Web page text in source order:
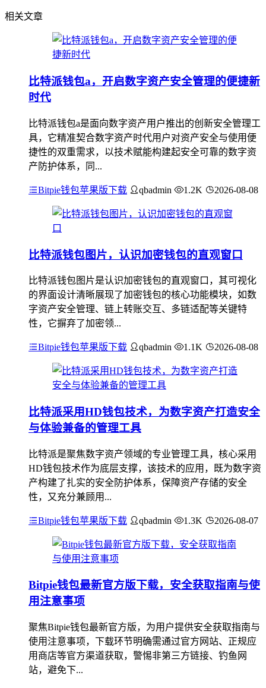
相关文章
比特派钱包a，开启数字资产安全管理的便捷新
时代
比特派钱包a是面向数字资产用户推出的创新安全管理工
具，它精准契合数字资产时代用户对资产安全与使用便
捷性的双重需求，以技术赋能构建起安全可靠的数字资
产防护体系，同...
Bitpie钱包苹果版下载 qbadmin 1.2K 2026-08-08
比特派钱包图片，认识加密钱包的直观窗口
比特派钱包图片是认识加密钱包的直观窗口，其可视化
的界面设计清晰展现了加密钱包的核心功能模块，如数
字资产安全管理、链上转账交互、多链适配等关键特
性，它摒弃了加密领...
Bitpie钱包苹果版下载 qbadmin 1.1K 2026-08-08
比特派采用HD钱包技术，为数字资产打造安全
与体验兼备的管理工具
比特派是聚焦数字资产领域的专业管理工具，核心采用
HD钱包技术作为底层支撑，该技术的应用，既为数字资
产构建了扎实的安全防护体系，保障资产存储的安全
性，又充分兼顾用...
Bitpie钱包苹果版下载 qbadmin 1.3K 2026-08-07
Bitpie钱包最新官方版下载，安全获取指南与使
用注意事项
聚焦Bitpie钱包最新官方版，为用户提供安全获取指南与
使用注意事项，下载环节明确需通过官方网站、正规应
用商店等官方渠道获取，警惕非第三方链接、钓鱼网
站，避免下...